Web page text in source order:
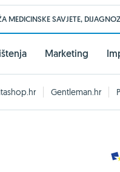
MEDICINSKE SAVJETE,
Marketing
Gentleman.hr